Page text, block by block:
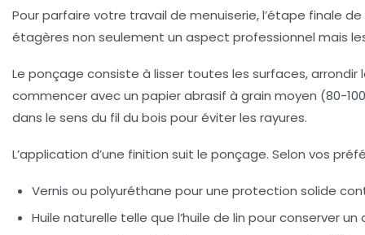
Pour parfaire votre travail de menuiserie, l’étape finale
étagères non seulement un aspect professionnel mais
Le ponçage consiste à lisser toutes les surfaces,
commencer avec un papier abrasif à grain moyen (80-
dans le sens du fil du bois pour éviter les rayures.
L’application d’une finition suit le ponçage. Selon vos
Vernis ou polyuréthane pour une protection solide
Huile naturelle telle que l’huile de lin pour conserver